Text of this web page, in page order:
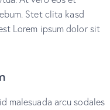
Stet clita kasd
Lorem ipsum dolor sit
malesuada arcu sodales